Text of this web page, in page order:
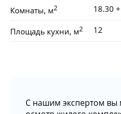
Комнаты, м2 18.30
Площадь кухни, м2 12
С нашим экспертом вы